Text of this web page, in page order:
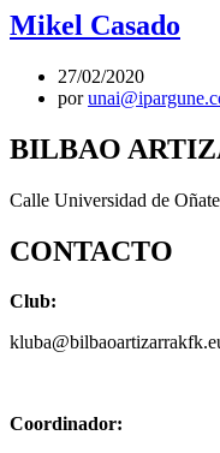
Mikel Casado
27/02/2020
por
BILBAO
Calle Universidad de
CONTACTO
Club:
Coordinador: